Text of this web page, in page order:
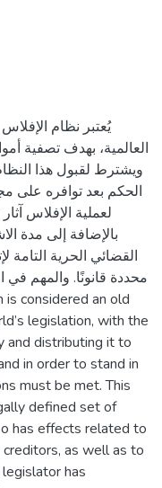
يُعتبر نظام
العالمية، بهدف تصفية
ويشترط لقبول هذا
الحكم بعد توافره على
لعملية الإفلاس
بالإضافة إلى مدة
القضائي الحرية التامة
محددة قانونًا. والمهم في
legislation, with the
and distributing it to
in order to stand in
must be met. This
defined set of
has effects related to
as well as to
has